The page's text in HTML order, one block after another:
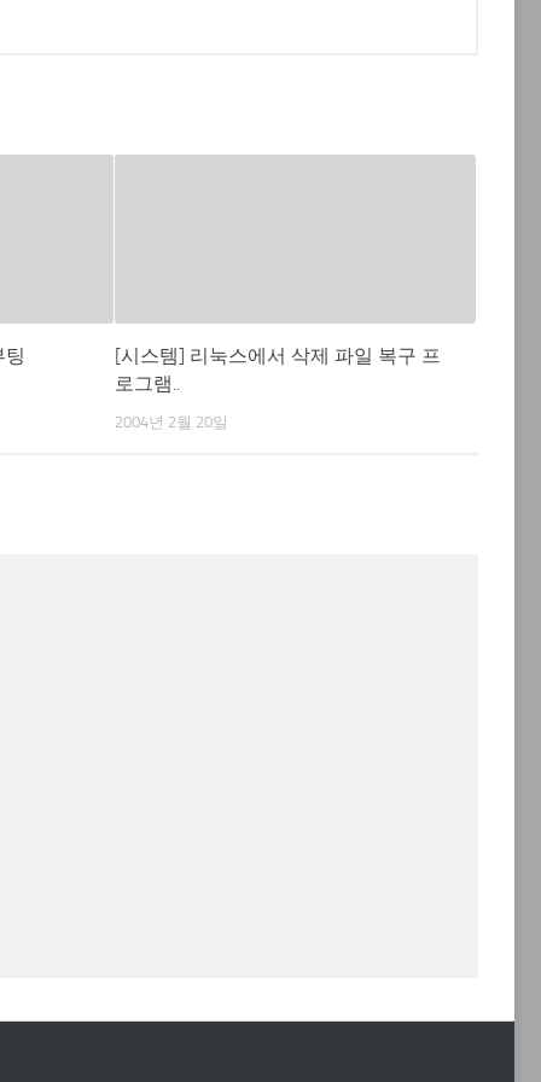
팅
[시스템] 리눅스에서 삭제 파일 복구 프
로그램..
2004년 2월 20일